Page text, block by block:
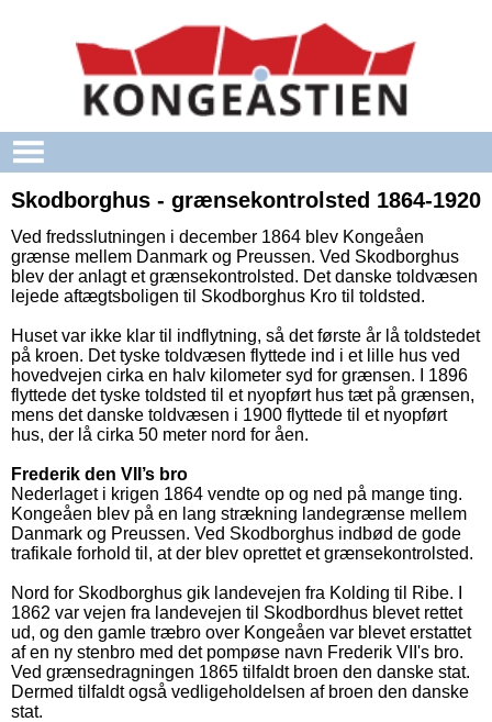
Skodborghus - grænsekontrolsted 1864-1920
Ved fredsslutningen i december 1864 blev Kongeåen
grænse mellem Danmark og Preussen. Ved Skodborghus
blev der anlagt et grænsekontrolsted. Det danske toldvæsen
lejede aftægtsboligen til Skodborghus Kro til toldsted.
Huset var ikke klar til indflytning, så det første år lå toldstedet
på kroen. Det tyske toldvæsen flyttede ind i et lille hus ved
hovedvejen cirka en halv kilometer syd for grænsen. I 1896
flyttede det tyske toldsted til et nyopført hus tæt på grænsen,
mens det danske toldvæsen i 1900 flyttede til et nyopført
hus, der lå cirka 50 meter nord for åen.
Frederik den VII’s bro
Nederlaget i krigen 1864 vendte op og ned på mange ting.
Kongeåen blev på en lang strækning landegrænse mellem
Danmark og Preussen. Ved Skodborghus indbød de gode
trafikale forhold til, at der blev oprettet et grænsekontrolsted.
Nord for Skodborghus gik landevejen fra Kolding til Ribe. I
1862 var vejen fra landevejen til Skodbordhus blevet rettet
ud, og den gamle træbro over Kongeåen var blevet erstattet
af en ny stenbro med det pompøse navn Frederik VII's bro.
Ved grænsedragningen 1865 tilfaldt broen den danske stat.
Dermed tilfaldt også vedligeholdelsen af broen den danske
stat.